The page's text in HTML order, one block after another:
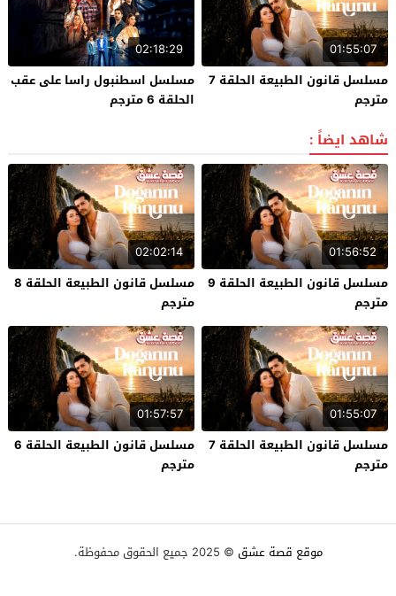
01:55:07
مسلسل قانون الطبيعة الحلقة 7
مترجم
02:18:29
مسلسل اسطنبول راسا على عقب
الحلقة 6 مترجم
شاهد ايضاً :
01:56:52
مسلسل قانون الطبيعة الحلقة 9
مترجم
02:02:14
مسلسل قانون الطبيعة الحلقة 8
مترجم
01:55:07
مسلسل قانون الطبيعة الحلقة 7
مترجم
01:57:57
مسلسل قانون الطبيعة الحلقة 6
مترجم
موقع قصة عشق © 2025 جميع الحقوق محفوظة.